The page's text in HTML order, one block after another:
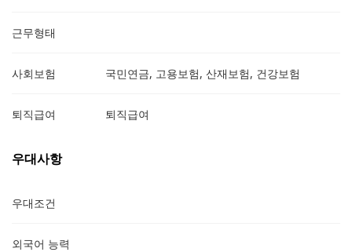
근무형태
사회보험 국민연금, 고용보험, 산재보험, 건강보험
퇴직급여 퇴직급여
우대사항
우대조건
외국어 능력